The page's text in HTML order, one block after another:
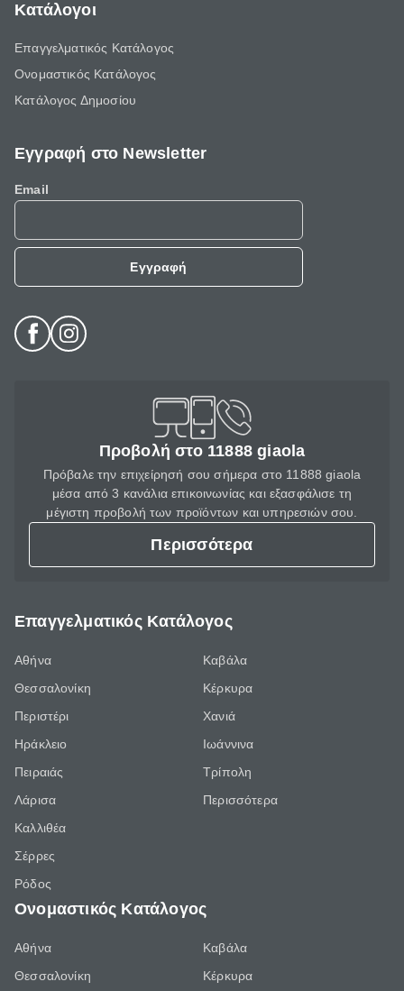
Κατάλογοι
Επαγγελματικός Κατάλογος
Ονομαστικός Κατάλογος
Κατάλογος Δημοσίου
Εγγραφή στο Newsletter
Email
Εγγραφή
Προβολή στο 11888 giaola
Πρόβαλε την επιχείρησή σου σήμερα στο 11888 giaola
μέσα από 3 κανάλια επικοινωνίας και εξασφάλισε τη
μέγιστη προβολή των προϊόντων και υπηρεσιών σου.
Περισσότερα
Επαγγελματικός Κατάλογος
Αθήνα
Θεσσαλονίκη
Περιστέρι
Ηράκλειο
Πειραιάς
Λάρισα
Καλλιθέα
Σέρρες
Ρόδος
Καβάλα
Κέρκυρα
Χανιά
Ιωάννινα
Τρίπολη
Περισσότερα
Ονομαστικός Κατάλογος
Αθήνα
Θεσσαλονίκη
Καβάλα
Κέρκυρα